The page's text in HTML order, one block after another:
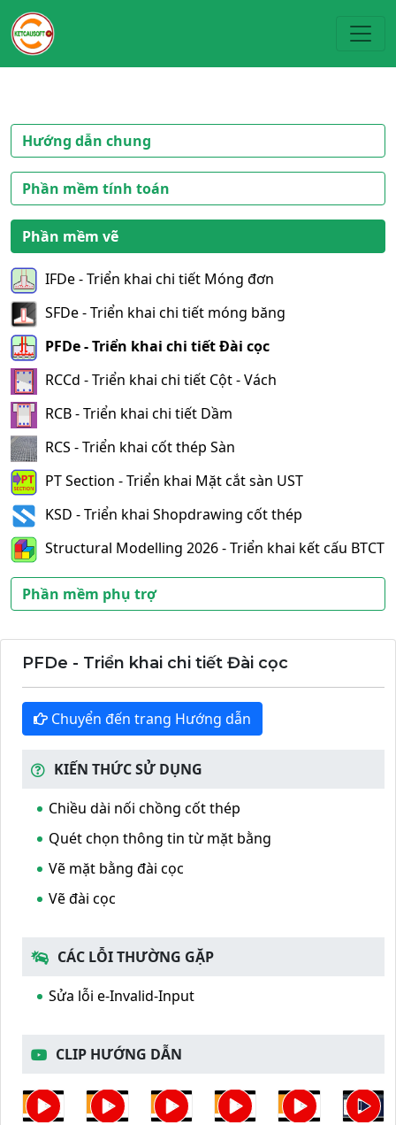
Hướng dẫn chung
Phần mềm tính toán
Phần mềm vẽ
IFDe - Triển khai chi tiết Móng đơn
SFDe - Triển khai chi tiết móng băng
PFDe - Triển khai chi tiết Đài cọc
RCCd - Triển khai chi tiết Cột - Vách
RCB - Triển khai chi tiết Dầm
RCS - Triển khai cốt thép Sàn
PT Section - Triển khai Mặt cắt sàn UST
KSD - Triển khai Shopdrawing cốt thép
Structural Modelling 2026 - Triển khai kết cấu BTCT
Phần mềm phụ trợ
PFDe - Triển khai chi tiết Đài cọc
Chuyển đến trang Hướng dẫn
KIẾN THỨC SỬ DỤNG
Chiều dài nối chồng cốt thép
Quét chọn thông tin từ mặt bằng
Vẽ mặt bằng đài cọc
Vẽ đài cọc
CÁC LỖI THƯỜNG GẶP
Sửa lỗi e-Invalid-Input
CLIP HƯỚNG DẪN